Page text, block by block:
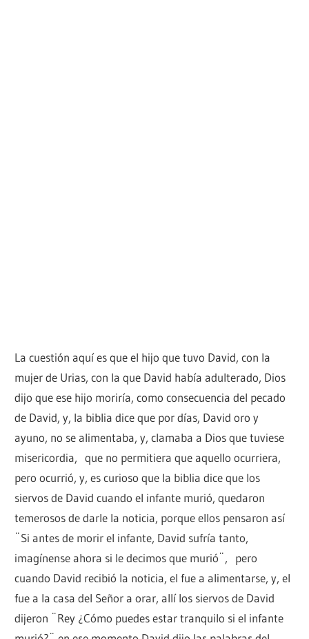
La cuestión aquí es que el hijo que tuvo David, con la
mujer de Urias, con la que David había adulterado, Dios
dijo que ese hijo moriría, como consecuencia del pecado
de David, y, la biblia dice que por días, David oro y
ayuno, no se alimentaba, y, clamaba a Dios que tuviese
misericordia, que no permitiera que aquello ocurriera,
pero ocurrió, y, es curioso que la biblia dice que los
siervos de David cuando el infante murió, quedaron
temerosos de darle la noticia, porque ellos pensaron así
¨Si antes de morir el infante, David sufría tanto,
imagínense ahora si le decimos que murió¨, pero
cuando David recibió la noticia, el fue a alimentarse, y, el
fue a la casa del Señor a orar, allí los siervos de David
dijeron ¨Rey ¿Cómo puedes estar tranquilo si el infante